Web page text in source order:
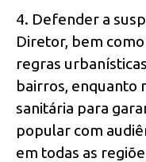
4. Defender a
Diretor, bem
regras
bairros, enquanto
sanitária para
popular com
em todas as